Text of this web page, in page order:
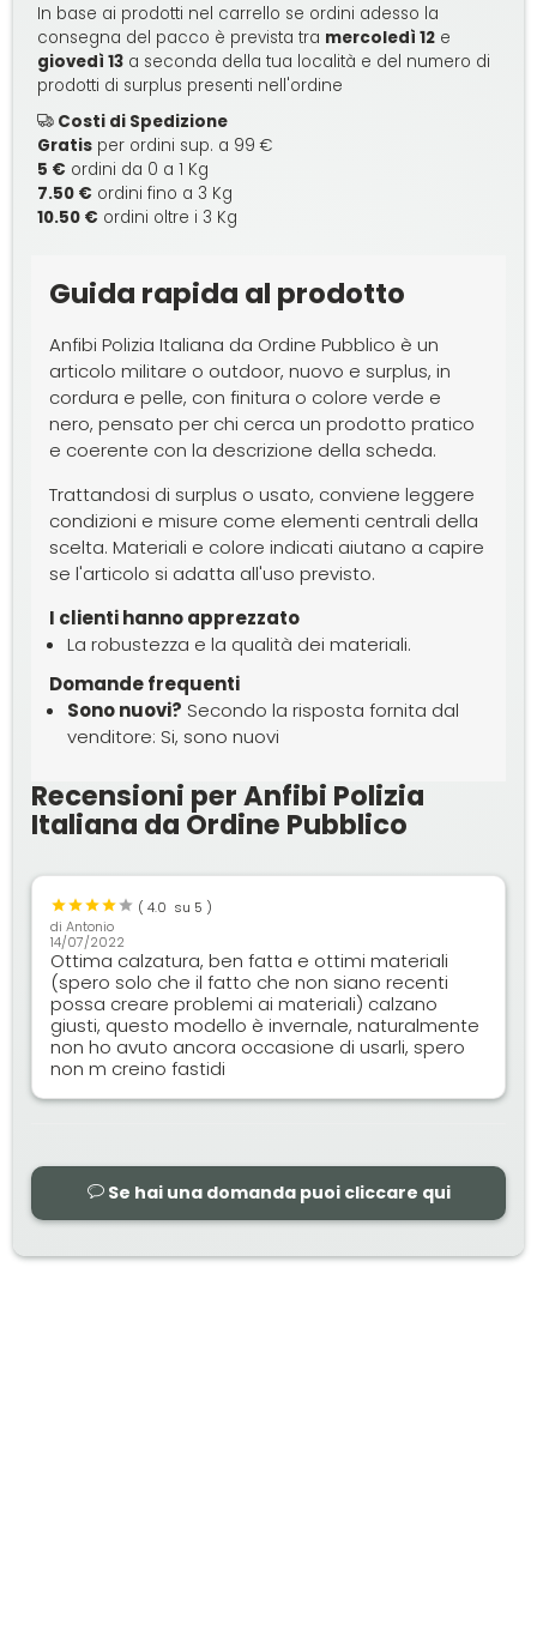
In base ai prodotti nel carrello se ordini adesso la
consegna del pacco è prevista tra mercoledì 12 e
giovedì 13 a seconda della tua località e del numero di
prodotti di surplus presenti nell'ordine
Costi di Spedizione
Gratis per ordini sup. a 99 €
5 € ordini da 0 a 1 Kg
7.50 € ordini fino a 3 Kg
10.50 € ordini oltre i 3 Kg
Guida rapida al prodotto
Anfibi Polizia Italiana da Ordine Pubblico è un
articolo militare o outdoor, nuovo e surplus, in
cordura e pelle, con finitura o colore verde e
nero, pensato per chi cerca un prodotto pratico
e coerente con la descrizione della scheda.
Trattandosi di surplus o usato, conviene leggere
condizioni e misure come elementi centrali della
scelta. Materiali e colore indicati aiutano a capire
se l'articolo si adatta all'uso previsto.
I clienti hanno apprezzato
La robustezza e la qualità dei materiali.
Domande frequenti
Sono nuovi? Secondo la risposta fornita dal
venditore: Si, sono nuovi
Recensioni per Anfibi Polizia
Italiana da Ordine Pubblico
(4.0 su 5 )
diAntonio
14/07/2022
Ottima calzatura, ben fatta e ottimi materiali
(spero solo che il fatto che non siano recenti
possa creare problemi ai materiali) calzano
giusti, questo modello è invernale, naturalmente
non ho avuto ancora occasione di usarli, spero
non m creino fastidi
Se hai una domanda puoi cliccare qui